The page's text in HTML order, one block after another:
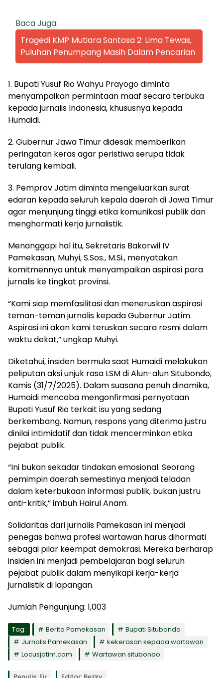
Baca Juga:
Tragedi KMP Mutiara Santosa 2: Lima Tewas,
Puluhan Penumpang Masih Dalam Pencarian
1. Bupati Yusuf Rio Wahyu Prayogo diminta
menyampaikan permintaan maaf secara terbuka
kepada jurnalis Indonesia, khususnya kepada
Humaidi.
2. Gubernur Jawa Timur didesak memberikan
peringatan keras agar peristiwa serupa tidak
terulang kembali.
3. Pemprov Jatim diminta mengeluarkan surat
edaran kepada seluruh kepala daerah di Jawa Timur
agar menjunjung tinggi etika komunikasi publik dan
menghormati kerja jurnalistik.
Menanggapi hal itu, Sekretaris Bakorwil IV
Pamekasan, Muhyi, S.Sos., M.Si., menyatakan
komitmennya untuk menyampaikan aspirasi para
jurnalis ke tingkat provinsi.
“Kami siap memfasilitasi dan meneruskan aspirasi
teman-teman jurnalis kepada Gubernur Jatim.
Aspirasi ini akan kami teruskan secara resmi dalam
waktu dekat,” ungkap Muhyi.
Diketahui, insiden bermula saat Humaidi melakukan
peliputan aksi unjuk rasa LSM di Alun-alun Situbondo,
Kamis (31/7/2025). Dalam suasana penuh dinamika,
Humaidi mencoba mengonfirmasi pernyataan
Bupati Yusuf Rio terkait isu yang sedang
berkembang. Namun, respons yang diterima justru
dinilai intimidatif dan tidak mencerminkan etika
pejabat publik.
“Ini bukan sekadar tindakan emosional. Seorang
pemimpin daerah semestinya menjadi teladan
dalam keterbukaan informasi publik, bukan justru
anti-kritik,” imbuh Hairul Anam.
Solidaritas dari jurnalis Pamekasan ini menjadi
penegas bahwa profesi wartawan harus dihormati
sebagai pilar keempat demokrasi. Mereka berharap
insiden ini menjadi pembelajaran bagi seluruh
pejabat publik dalam menyikapi kerja-kerja
jurnalistik di lapangan.
Jumlah Pengunjung: 1,003
Tag: Berita Pamekasan
Bupati Situbondo
Jurnalis Pamekasan
kekerasan kepada wartawan
Locusjatim.com
Wartawan situbondo